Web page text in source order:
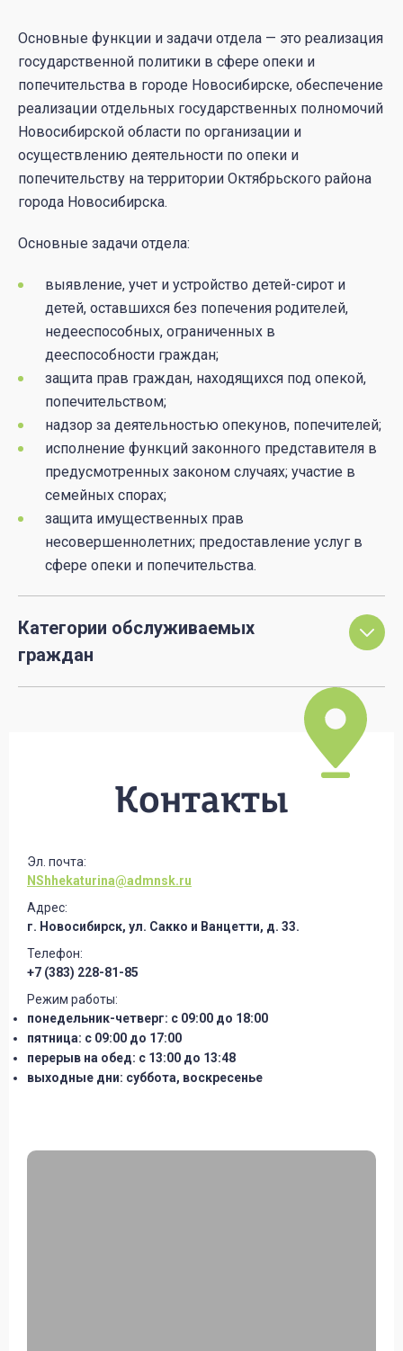
Основные функции и задачи отдела — это реализация
государственной политики в сфере опеки и
попечительства в городе Новосибирске, обеспечение
реализации отдельных государственных полномочий
Новосибирской области по организации и
осуществлению деятельности по опеки и
попечительству на территории Октябрьского района
города Новосибирска.
Основные задачи отдела:
выявление, учет и устройство детей-сирот и
детей, оставшихся без попечения родителей,
недееспособных, ограниченных в
дееспособности граждан;
защита прав граждан, находящихся под опекой,
попечительством;
надзор за деятельностью опекунов, попечителей;
исполнение функций законного представителя в
предусмотренных законом случаях; участие в
семейных спорах;
защита имущественных прав
несовершеннолетних; предоставление услуг в
сфере опеки и попечительства.
Категории обслуживаемых
граждан
Контакты
Эл. почта:
NShhekaturina@admnsk.ru
Адрес:
г. Новосибирск, ул. Сакко и Ванцетти, д. 33.
Телефон:
+7 (383) 228-81-85
Режим работы:
понедельник-четверг: с 09:00 до 18:00
пятница: с 09:00 до 17:00
перерыв на обед: с 13:00 до 13:48
выходные дни: суббота, воскресенье